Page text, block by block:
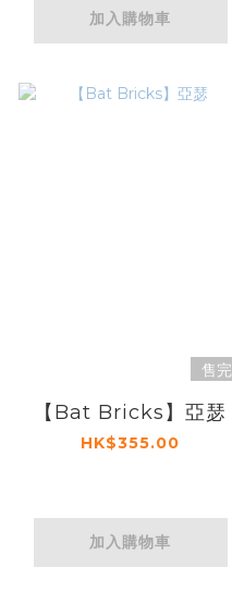
加入購物車
售完
【Bat Bricks】亞瑟
HK$355.00
加入購物車